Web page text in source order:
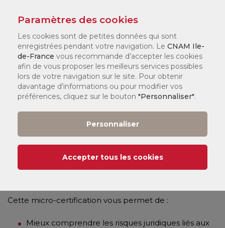
Identifier les sources fiables pour assurer une veille
juridique, sélectionner les informations pertinentes,
suivre les évolutions du droit des clauses abusives.
Module 5 - EVALUATION
Mettre en œuvre, à partir de situations pratiques, ses
capacités d’analyse et de reformulation de clauses
Cette micro-certification vous permet de :
Mieux comprendre les risques juridiques liés aux
Paramètres des cookies
Les cookies sont de petites données qui sont
enregistrées pendant votre navigation. Le CNAM Ile-
de-France vous recommande d’accepter les cookies
afin de vous proposer les meilleurs services possibles
lors de votre navigation sur le site. Pour obtenir
davantage d’informations ou pour modifier vos
préférences, cliquez sur le bouton "Personnaliser".
Personnaliser
Accepter tous les cookies